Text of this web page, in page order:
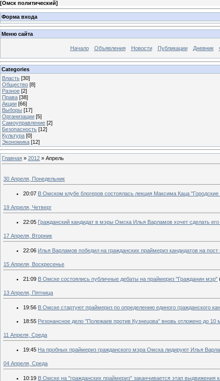
[Омск политический]
Форма входа
Меню сайта
Начало Объявления Новости Публикации Дневник
Categories
Власть [30]
Общество [8]
Разное [2]
Права [38]
Акции [66]
Выборы [17]
Организации [5]
Самоуправление [2]
Безопасность [12]
Культура [0]
Экономика [12]
Главная » 2012 » Апрель
30 Апреля, Понедельник
20:07 В Омском клубе блогеров состоялась лекция Максима Каца "Городские
19 Апреля, Четверг
22:05 Гражданский кандидат в мэры Омска Илья Варламов хочет сделать
17 Апреля, Вторник
22:06 Илья Варламов победил на гражданских праймериз кандидатов на
15 Апреля, Воскресенье
21:09 В Омске состоялись публичные дебаты на праймериз "Гражданин мэр"
13 Апреля, Пятница
19:56 В Омске стартуют праймериз по определению единого гражданского
18:55 Резонансное дело "Полежаев против Кузнецова" вновь отложено до 10
11 Апреля, Среда
19:45 На пробных праймериз гражданского мэра Омска лидируют Илья
04 Апреля, Среда
10:19 В Омске на "гражданских праймериз" заканчивается этап выдвижения